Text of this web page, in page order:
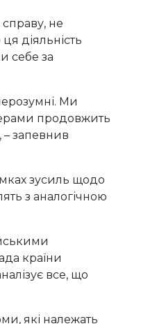
не
діяльність
себе за
Ми
продовжить
– запевнив
зусиль щодо
з аналогічною
країни
все, що
які належать